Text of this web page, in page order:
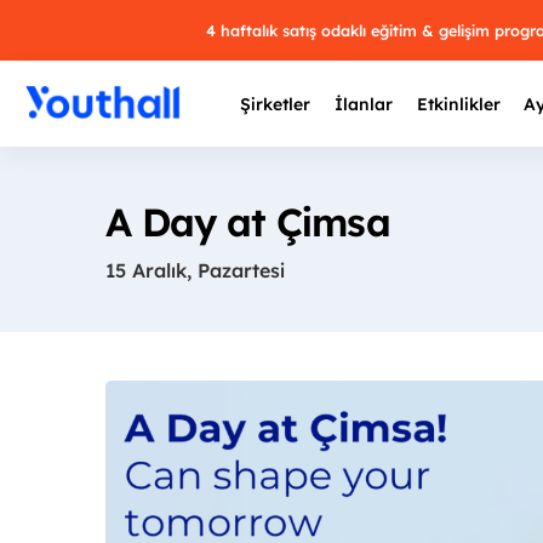
4 haftalık satış odaklı eğitim & gelişim
Şirketler İlanlar Etkinlikler
A Day at Çimsa
15 Aralık, Pazartesi